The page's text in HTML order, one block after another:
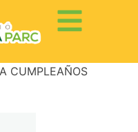
CUMPLEAÑOS